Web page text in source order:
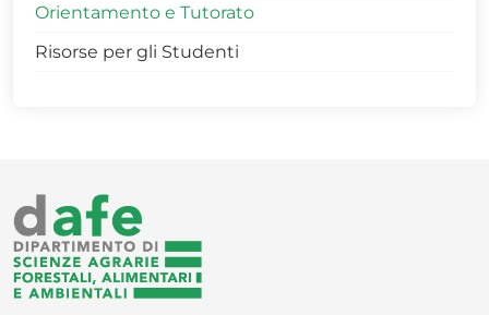
Orientamento e Tutorato
Risorse per gli Studenti